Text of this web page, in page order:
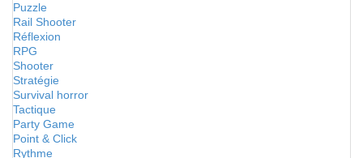
Puzzle
Rail Shooter
Réflexion
RPG
Shooter
Stratégie
Survival horror
Tactique
Party Game
Point & Click
Rythme